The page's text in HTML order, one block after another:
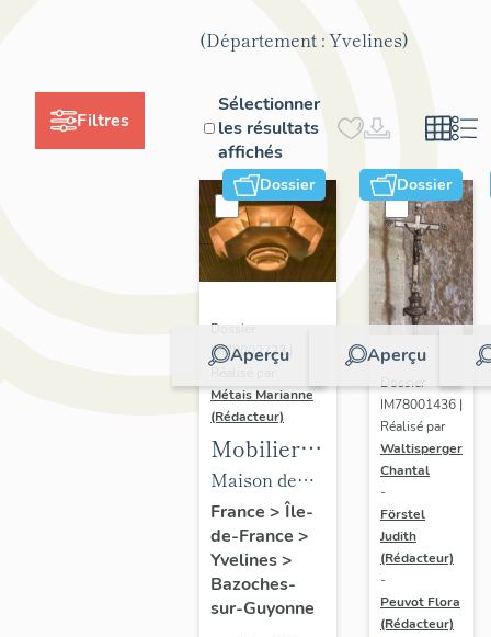
Filtres
(Département : Yvelines)
Sélectionner
les résultats
affichés
Dossier
Aperçu
Dossier
IM78002723 |
Métais Marianne
(Rédacteur)
Mobilier
de la
maison
Louis
Carré
Maison de
villégiature
dite maison
Louis Carré
France > Île-
de-France >
Yvelines>
Bazoches-
sur-Guyonne
Dossier
Aperçu
Dossier
IM78001436 |
Réalisé par
Waltisperger
Chantal
-
Förstel
Judith
(Rédacteur)
-
Peuvot Flora
(Rédacteur)